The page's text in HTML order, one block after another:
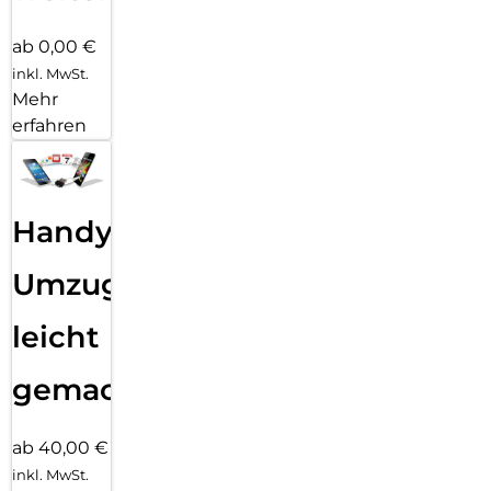
ab 0,00 €
inkl. MwSt.
Mehr
erfahren
Handy
Umzug
leicht
gemacht!
ab 40,00 €
inkl. MwSt.